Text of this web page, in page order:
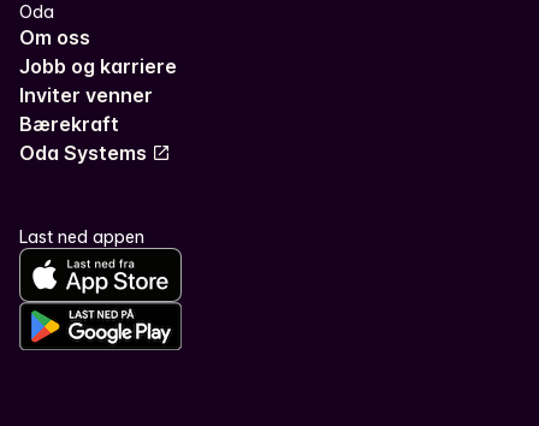
Oda
Om oss
Jobb og karriere
Inviter venner
Bærekraft
Oda Systems
Last ned appen